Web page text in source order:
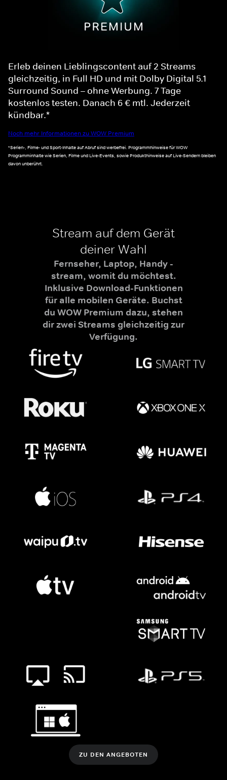
Erleb deinen Lieblingscontent auf 2 Streams
gleichzeitig, in Full HD und mit Dolby Digital 5.1
Surround Sound – ohne Werbung. 7 Tage
kostenlos testen. Danach 6 € mtl. Jederzeit
kündbar.*
Noch mehr Informationen zu WOW Premium
*Serien-, Filme- und Sport-Inhalte auf Abruf sind werbefrei. Programmhinweise für WOW
Programminhalte wie Serien, Filme und Live-Events, sowie Produkthinweise auf Live-Sendern bleiben
davon unberührt.
Stream auf dem Gerät
deiner Wahl
Fernseher, Laptop, Handy -
stream, womit du möchtest.
Inklusive Download-Funktionen
für alle mobilen Geräte. Buchst
du WOW Premium dazu, stehen
dir zwei Streams gleichzeitig zur
Verfügung.
ZU DEN ANGEBOTEN